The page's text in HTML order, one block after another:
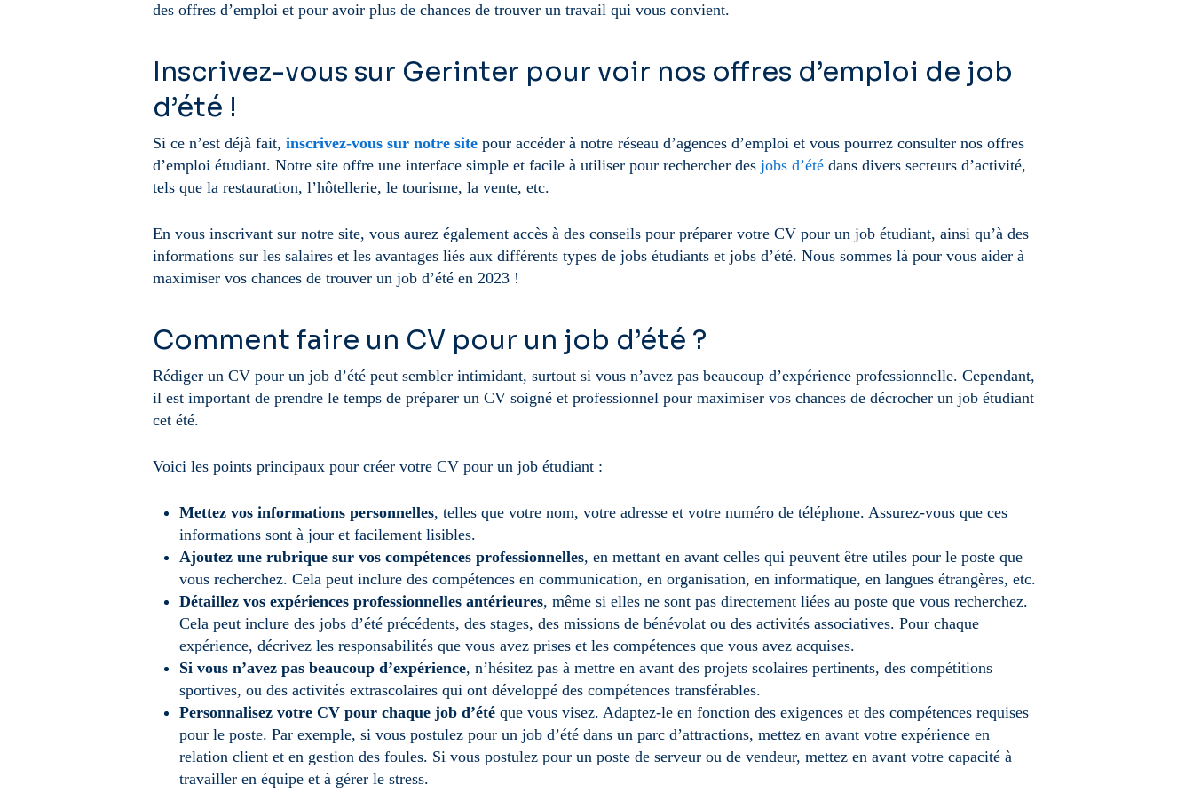
des offres d’emploi et pour avoir plus de chances de trouver un travail qui vous convient.
Inscrivez-vous sur Gerinter pour voir nos offres d’emploi de job
d’été !
Si ce n’est déjà fait, inscrivez-vous sur notre site pour accéder à notre réseau d’agences d’emploi et vous pourrez consulter nos offres
d’emploi étudiant. Notre site offre une interface simple et facile à utiliser pour rechercher des jobs d’été dans divers secteurs d’activité,
tels que la restauration, l’hôtellerie, le tourisme, la vente, etc.
En vous inscrivant sur notre site, vous aurez également accès à des conseils pour préparer votre CV pour un job étudiant, ainsi qu’à des
informations sur les salaires et les avantages liés aux différents types de jobs étudiants et jobs d’été. Nous sommes là pour vous aider à
maximiser vos chances de trouver un job d’été en 2023 !
Comment faire un CV pour un job d’été ?
Rédiger un CV pour un job d’été peut sembler intimidant, surtout si vous n’avez pas beaucoup d’expérience professionnelle. Cependant,
il est important de prendre le temps de préparer un CV soigné et professionnel pour maximiser vos chances de décrocher un job étudiant
cet été.
Voici les points principaux pour créer votre CV pour un job étudiant :
Mettez vos informations personnelles, telles que votre nom, votre adresse et votre numéro de téléphone. Assurez-vous que ces
informations sont à jour et facilement lisibles.
Ajoutez une rubrique sur vos compétences professionnelles, en mettant en avant celles qui peuvent être utiles pour le poste que
vous recherchez. Cela peut inclure des compétences en communication, en organisation, en informatique, en langues étrangères, etc.
Détaillez vos expériences professionnelles antérieures, même si elles ne sont pas directement liées au poste que vous recherchez.
Cela peut inclure des jobs d’été précédents, des stages, des missions de bénévolat ou des activités associatives. Pour chaque
expérience, décrivez les responsabilités que vous avez prises et les compétences que vous avez acquises.
Si vous n’avez pas beaucoup d’expérience, n’hésitez pas à mettre en avant des projets scolaires pertinents, des compétitions
sportives, ou des activités extrascolaires qui ont développé des compétences transférables.
Personnalisez votre CV pour chaque job d’été que vous visez. Adaptez-le en fonction des exigences et des compétences requises
pour le poste. Par exemple, si vous postulez pour un job d’été dans un parc d’attractions, mettez en avant votre expérience en
relation client et en gestion des foules. Si vous postulez pour un poste de serveur ou de vendeur, mettez en avant votre capacité à
travailler en équipe et à gérer le stress.